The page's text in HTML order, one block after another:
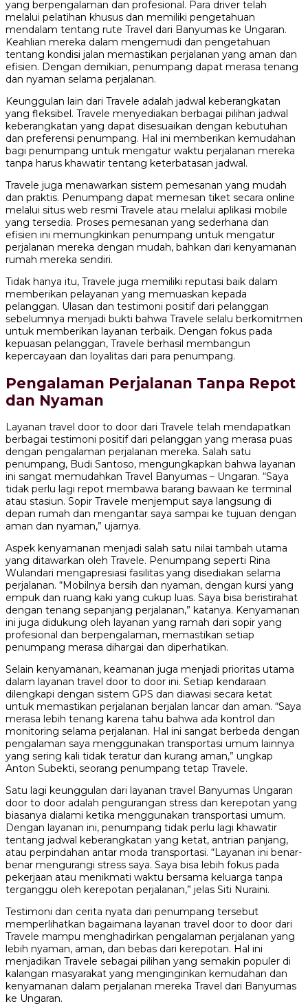
yang berpengalaman dan profesional. Para driver telah
melalui pelatihan khusus dan memiliki pengetahuan
mendalam tentang rute Travel dari Banyumas ke Ungaran.
Keahlian mereka dalam mengemudi dan pengetahuan
tentang kondisi jalan memastikan perjalanan yang aman dan
efisien. Dengan demikian, penumpang dapat merasa tenang
dan nyaman selama perjalanan.
Keunggulan lain dari Travele adalah jadwal keberangkatan
yang fleksibel. Travele menyediakan berbagai pilihan jadwal
keberangkatan yang dapat disesuaikan dengan kebutuhan
dan preferensi penumpang. Hal ini memberikan kemudahan
bagi penumpang untuk mengatur waktu perjalanan mereka
tanpa harus khawatir tentang keterbatasan jadwal.
Travele juga menawarkan sistem pemesanan yang mudah
dan praktis. Penumpang dapat memesan tiket secara online
melalui situs web resmi Travele atau melalui aplikasi mobile
yang tersedia. Proses pemesanan yang sederhana dan
efisien ini memungkinkan penumpang untuk mengatur
perjalanan mereka dengan mudah, bahkan dari kenyamanan
rumah mereka sendiri.
Tidak hanya itu, Travele juga memiliki reputasi baik dalam
memberikan pelayanan yang memuaskan kepada
pelanggan. Ulasan dan testimoni positif dari pelanggan
sebelumnya menjadi bukti bahwa Travele selalu berkomitmen
untuk memberikan layanan terbaik. Dengan fokus pada
kepuasan pelanggan, Travele berhasil membangun
kepercayaan dan loyalitas dari para penumpang.
Pengalaman Perjalanan Tanpa Repot
dan Nyaman
Layanan travel door to door dari Travele telah mendapatkan
berbagai testimoni positif dari pelanggan yang merasa puas
dengan pengalaman perjalanan mereka. Salah satu
penumpang, Budi Santoso, mengungkapkan bahwa layanan
ini sangat memudahkan Travel Banyumas – Ungaran. “Saya
tidak perlu lagi repot membawa barang bawaan ke terminal
atau stasiun. Sopir Travele menjemput saya langsung di
depan rumah dan mengantar saya sampai ke tujuan dengan
aman dan nyaman,” ujarnya.
Aspek kenyamanan menjadi salah satu nilai tambah utama
yang ditawarkan oleh Travele. Penumpang seperti Rina
Wulandari mengapresiasi fasilitas yang disediakan selama
perjalanan. “Mobilnya bersih dan nyaman, dengan kursi yang
empuk dan ruang kaki yang cukup luas. Saya bisa beristirahat
dengan tenang sepanjang perjalanan,” katanya. Kenyamanan
ini juga didukung oleh layanan yang ramah dari sopir yang
profesional dan berpengalaman, memastikan setiap
penumpang merasa dihargai dan diperhatikan.
Selain kenyamanan, keamanan juga menjadi prioritas utama
dalam layanan travel door to door ini. Setiap kendaraan
dilengkapi dengan sistem GPS dan diawasi secara ketat
untuk memastikan perjalanan berjalan lancar dan aman. “Saya
merasa lebih tenang karena tahu bahwa ada kontrol dan
monitoring selama perjalanan. Hal ini sangat berbeda dengan
pengalaman saya menggunakan transportasi umum lainnya
yang sering kali tidak teratur dan kurang aman,” ungkap
Anton Subekti, seorang penumpang tetap Travele.
Satu lagi keunggulan dari layanan travel Banyumas Ungaran
door to door adalah pengurangan stress dan kerepotan yang
biasanya dialami ketika menggunakan transportasi umum.
Dengan layanan ini, penumpang tidak perlu lagi khawatir
tentang jadwal keberangkatan yang ketat, antrian panjang,
atau perpindahan antar moda transportasi. “Layanan ini benar-
benar mengurangi stress saya. Saya bisa lebih fokus pada
pekerjaan atau menikmati waktu bersama keluarga tanpa
terganggu oleh kerepotan perjalanan,” jelas Siti Nuraini.
Testimoni dan cerita nyata dari penumpang tersebut
memperlihatkan bagaimana layanan travel door to door dari
Travele mampu menghadirkan pengalaman perjalanan yang
lebih nyaman, aman, dan bebas dari kerepotan. Hal ini
menjadikan Travele sebagai pilihan yang semakin populer di
kalangan masyarakat yang menginginkan kemudahan dan
kenyamanan dalam perjalanan mereka Travel dari Banyumas
ke Ungaran.